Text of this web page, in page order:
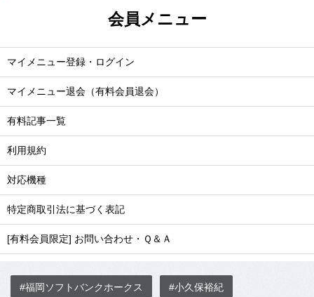
会員メニュー
マイメニュー登録・ログイン
マイメニュー退会（有料会員退会）
有料記事一覧
利用規約
対応機種
特定商取引法に基づく表記
[有料会員限定] お問い合わせ・Ｑ＆Ａ
#福岡ソフトバンクホークス #小久保裕紀